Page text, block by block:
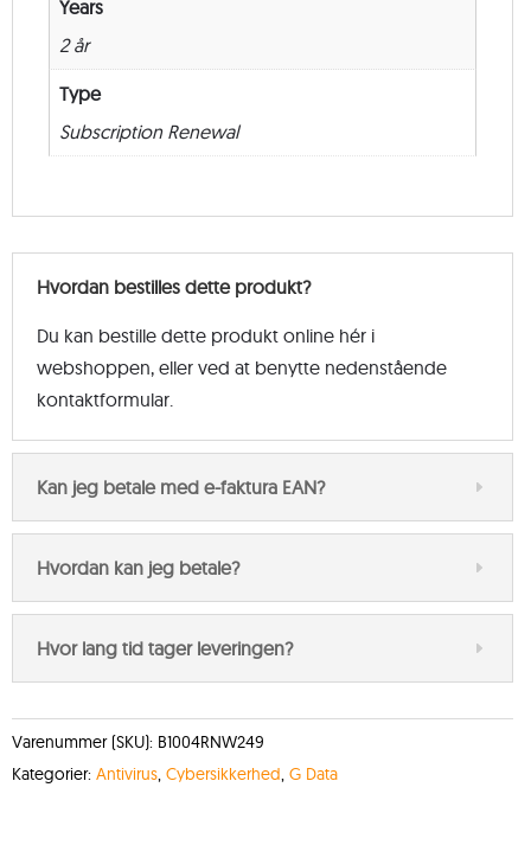
Years
2 år
Type
Subscription Renewal
Hvordan bestilles dette produkt?
Du kan bestille dette produkt online hér i
webshoppen, eller ved at benytte nedenstående
kontaktformular.
Kan jeg betale med e-faktura EAN?
Hvordan kan jeg betale?
Hvor lang tid tager leveringen?
Varenummer (SKU): B1004RNW249
Kategorier: Antivirus, Cybersikkerhed, G Data